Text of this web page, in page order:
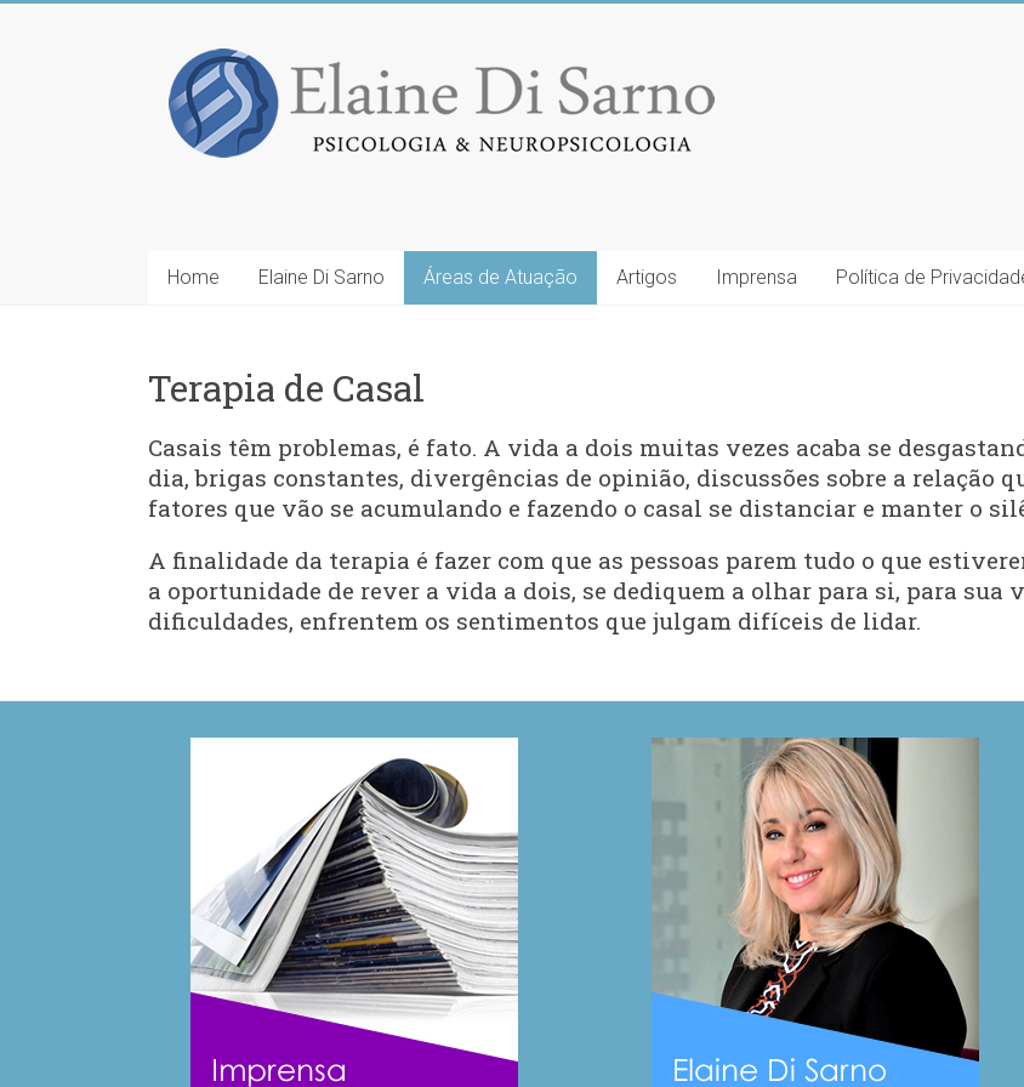
Home Elaine Di Sarno Áreas de Atuação Artigos Imprensa Política de
Terapia de Casal
Casais têm problemas, é fato. A vida a dois muitas vezes acaba se
dia, brigas constantes, divergências de opinião, discussões sobre a relação
fatores que vão se acumulando e fazendo o casal se distanciar e manter o
A finalidade da terapia é fazer com que as pessoas parem tudo o que
a oportunidade de rever a vida a dois, se dediquem a olhar para si, para sua
dificuldades, enfrentem os sentimentos que julgam difíceis de lidar.